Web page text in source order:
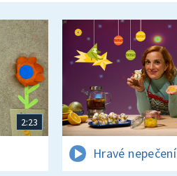
2:23
Hravé nepečení